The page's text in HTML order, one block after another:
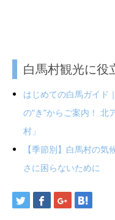
白馬村観光に役
はじめての白馬ガイド
の“き”からご案内！ 北
村」
【季節別】白馬村の
さに困らないために